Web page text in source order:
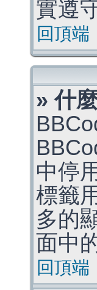
實遵
回頂端
» 什
中停
標籤
多的
面中
回頂端